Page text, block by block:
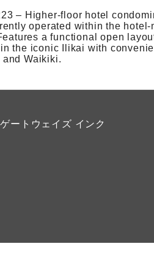
– Higher-floor hotel
operated within the
a functional open
the iconic Ilikai with
Waikiki.
ートウェイズ インク